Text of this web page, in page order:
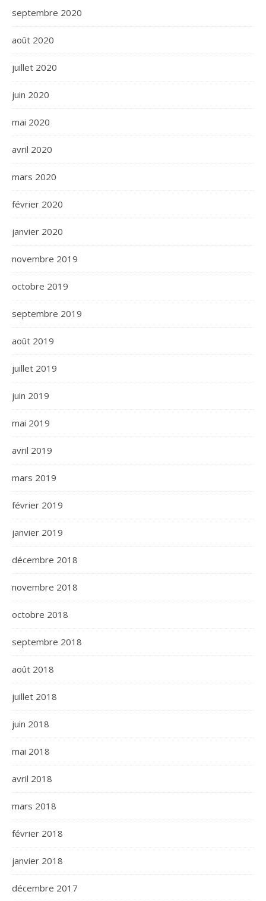
septembre 2020
août 2020
juillet 2020
juin 2020
mai 2020
avril 2020
mars 2020
février 2020
janvier 2020
novembre 2019
octobre 2019
septembre 2019
août 2019
juillet 2019
juin 2019
mai 2019
avril 2019
mars 2019
février 2019
janvier 2019
décembre 2018
novembre 2018
octobre 2018
septembre 2018
août 2018
juillet 2018
juin 2018
mai 2018
avril 2018
mars 2018
février 2018
janvier 2018
décembre 2017